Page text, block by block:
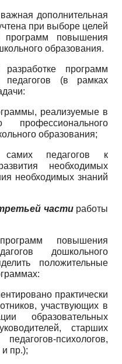
дополнительная
при выборе целей
программ повышения
образования.
программ
педагогов (в рамках
реализуемые в
профессионального
образования;
педагогов к
необходимых
необходимых знаний
частиработы
повышения
дошкольного
положительные
практически
участвующих в
образовательных
старших
психологов,
пр.);